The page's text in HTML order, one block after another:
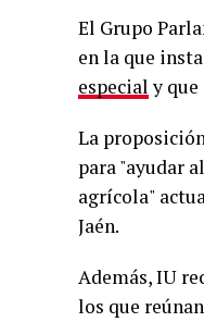
El Grupo
en la que
especialy que
La
para "ayudar
agrícola"
Jaén.
Además, IU
los que